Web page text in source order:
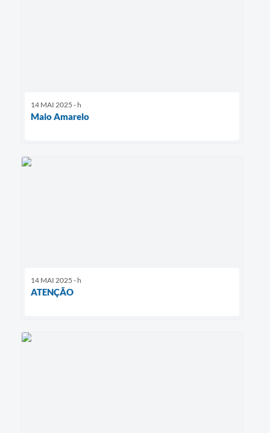
14 MAI 2025 - h
Maio Amarelo
14 MAI 2025 - h
ATENÇÃO